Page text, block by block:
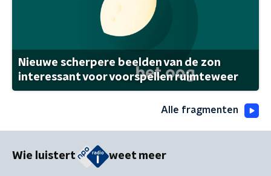
Nieuwe scherpere beelden van de zon
interessant voor voorspellen ruimteweer
Alle fragmenten
Wie luistert weet meer